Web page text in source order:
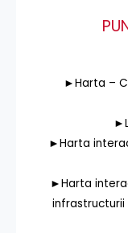
►Harta –
►Harta
►Harta